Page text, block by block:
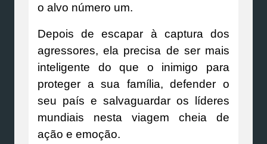
o alvo número um.
Depois de escapar à captura dos
agressores, ela precisa de ser mais
inteligente do que o inimigo para
proteger a sua família, defender o
seu país e salvaguardar os líderes
mundiais nesta viagem cheia de
ação e emoção.